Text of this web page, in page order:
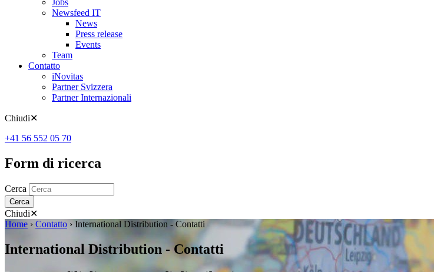
Jobs
Newsfeed IT
News
Press release
Events
Team
Contatto
iNovitas
Partner Svizzera
Partner Internazionali
Chiudi✕
+41 56 552 05 70
Form di ricerca
Cerca
Cerca
Chiudi✕
Home › Contatto › International Distribution - Contatti
International Distribution - Contatti